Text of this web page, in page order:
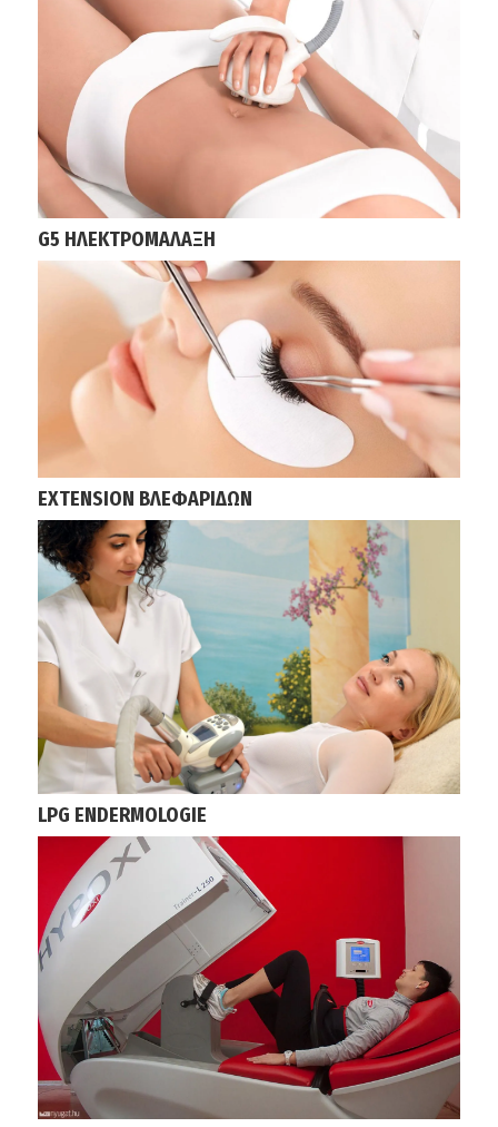
G5 ΗΛΕΚΤΡΟΜΑΛΑΞΗ
EXTENSION ΒΛΕΦΑΡΙΔΩΝ
LPG ENDERMOLOGIE